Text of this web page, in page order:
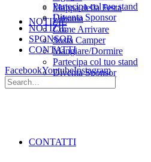
Mappa della Festa
Urbania
Come Arrivare
Sosta Camper
Mangiare/Dormire
Partecipa col tuo stand
Diventa Sponsor
NOTIZIE
SPONSOR
CONTATTI
Partecipa col tuo stand
Diventa Sponsor
NOTIZIE
SPONSOR
CONTATTI
FacebookYoutubeInstagram